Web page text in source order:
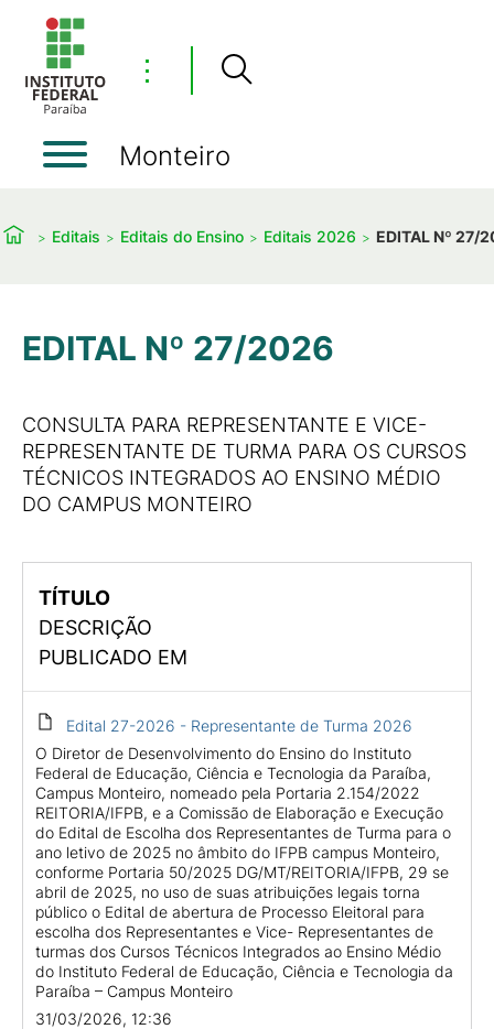
⋮
Monteiro
Editais Editais do Ensino Editais 2026 EDITAL Nº 27/
EDITAL Nº 27/2026
CONSULTA PARA REPRESENTANTE E VICE-
REPRESENTANTE DE TURMA PARA OS CURSOS
TÉCNICOS INTEGRADOS AO ENSINO MÉDIO
DO CAMPUS MONTEIRO
TÍTULO
DESCRIÇÃO
PUBLICADO EM
Edital 27-2026 - Representante de Turma 2026
O Diretor de Desenvolvimento do Ensino do Instituto
Federal de Educação, Ciência e Tecnologia da Paraíba,
Campus Monteiro, nomeado pela Portaria 2.154/2022
REITORIA/IFPB, e a Comissão de Elaboração e Execução
do Edital de Escolha dos Representantes de Turma para o
ano letivo de 2025 no âmbito do IFPB campus Monteiro,
conforme Portaria 50/2025 DG/MT/REITORIA/IFPB, 29 se
abril de 2025, no uso de suas atribuições legais torna
público o Edital de abertura de Processo Eleitoral para
escolha dos Representantes e Vice- Representantes de
turmas dos Cursos Técnicos Integrados ao Ensino Médio
do Instituto Federal de Educação, Ciência e Tecnologia da
Paraíba – Campus Monteiro
31/03/2026, 12:36